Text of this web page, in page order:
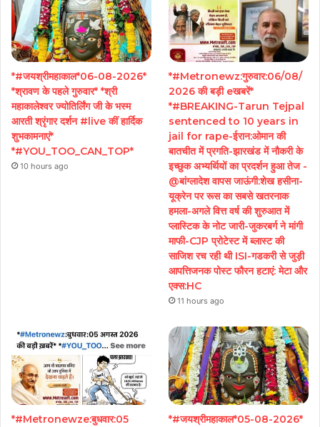
*#जयश्रीमहाकाल*06-08-2026*
*श्रावण के पहले गुरुवार* *श्री
महाकालेश्वर ज्योतिर्लिंग जी के भस्म
आरती श्रृंगार दर्शन #live कीं हार्दिक
शुभकामनाएं*
*#YOU_TOO_CAN_TOP*
10 hours ago
*#Metronewz:गुरुवार:06/08/
2026 की बड़ी eखबरें*
*#BREAKING-Tarun Tejpal
sentenced to 10 years in
jail for rape-ईरान:ओमान की
बातचीत में प्रगति-झारखंड में नौकरी के
इच्छुक अभ्यर्थियों का प्रदर्शन हुआ तेज -
@बांग्लादेश वापस जाऊंगी:शेख हसीना-
यूक्रेन पर रूस का सबसे खतरनाक
हमला-अगले वित्त वर्ष की शुरुआत में
प्लास्टिक के नोट जारी-जुकरबर्ग ने मांगी
माफी-CJP प्रोटेस्ट में ब्लास्ट की
साजिश रच रही थी ISI-गडकरी से जुड़ी
आपत्तिजनक पोस्ट फौरन हटाएं: मेटा और
एक्स:HC
11 hours ago
*#Metronewze:बुधवार:05
*#जयश्रीमहाकाल*05-08-2026*